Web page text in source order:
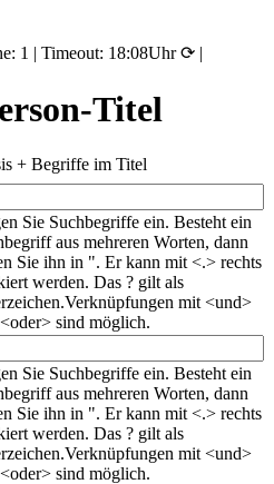
1 |Timeout: 18:08Uhr ⟳ |
Titel
+ Begriffe im Titel
Sie Suchbegriffe ein. Besteht ein
aus mehreren Worten, dann
Sie ihn in ". Er kann mit <.> rechts
werden. Das ? gilt als
mit <und>
sind möglich.
Sie Suchbegriffe ein. Besteht ein
aus mehreren Worten, dann
Sie ihn in ". Er kann mit <.> rechts
werden. Das ? gilt als
mit <und>
sind möglich.